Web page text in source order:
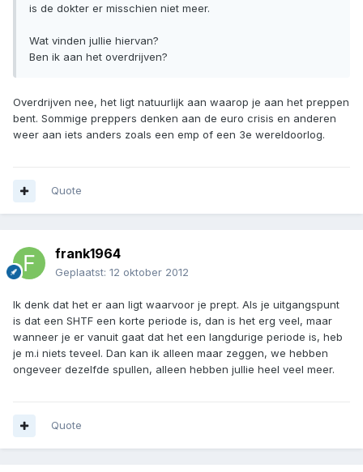
is de dokter er misschien niet meer.
Wat vinden jullie hiervan?
Ben ik aan het overdrijven?
Overdrijven nee, het ligt natuurlijk aan waarop je aan het preppen
bent. Sommige preppers denken aan de euro crisis en anderen
weer aan iets anders zoals een emp of een 3e wereldoorlog.
Quote
frank1964
Geplaatst: 12 oktober 2012
Ik denk dat het er aan ligt waarvoor je prept. Als je uitgangspunt
is dat een SHTF een korte periode is, dan is het erg veel, maar
wanneer je er vanuit gaat dat het een langdurige periode is, heb
je m.i niets teveel. Dan kan ik alleen maar zeggen, we hebben
ongeveer dezelfde spullen, alleen hebben jullie heel veel meer.
Quote